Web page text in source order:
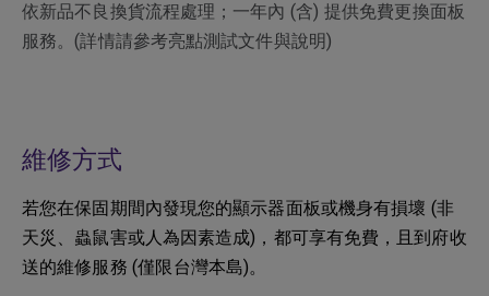
依新品不良換貨流程處理；一年內 (含) 提供免費更換面板
服務。(詳情請參考亮點測試文件與說明)
維修方式
若您在保固期間內發現您的顯示器面板或機身有損壞 (非
天災、蟲鼠害或人為因素造成)，都可享有免費，且到府收
送的維修服務 (僅限台灣本島)。